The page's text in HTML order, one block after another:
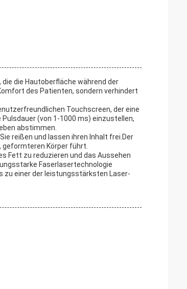
die Hautoberfläche während der
des Patienten, sondern verhindert
Touchscreen, der eine
(von 1-1000 ms) einzustellen,
abstimmen.
reißen und lassen ihren Inhalt frei.Der
Körper führt.
Fett zu reduzieren und das Aussehen
Faserlasertechnologie
einer der leistungsstärksten Laser-